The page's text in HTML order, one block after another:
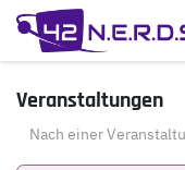
Zum Inhalt springen
Veranstaltungen